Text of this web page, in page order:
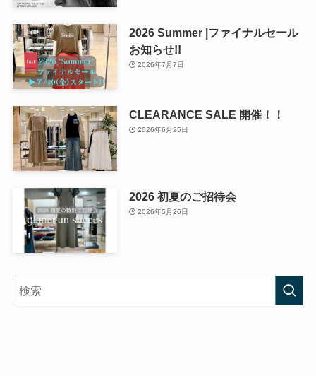
2026 Summer |ファイナルセール
お知らせ!!
2026年7月7日
CLEARANCE SALE 開催！！
2026年6月25日
2026 初夏のご招待会
2026年5月26日